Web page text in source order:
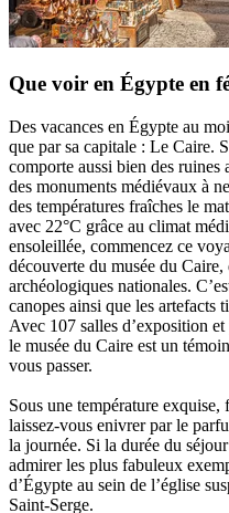
Que voir en Égypte en
Des vacances en Égypte au
que par sa capitale : Le Caire.
comporte aussi bien des ruines
des monuments médiévaux à
des températures fraîches le
avec 22°C grâce au climat
ensoleillée, commencez ce
découverte du musée du
archéologiques nationales.
canopes ainsi que les artefacts
Avec 107 salles d’exposition
le musée du Caire est un
vous passer.
Sous une température
laissez-vous enivrer par le
la journée. Si la durée du
admirer les plus fabuleux
d’Égypte au sein de l’église
Saint-Serge.